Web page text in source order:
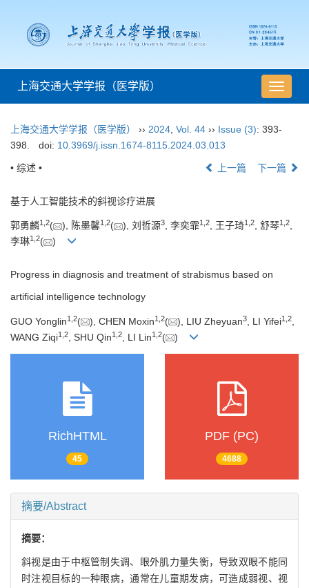
导
航
换
上海交通大学学报（医学版）
上海交通大学学报（医学版） ›› 2024 Vol. 44 ›› Issue (3): 393-
398.
doi: 10.3969/j.issn.1674-8115.2024.03.013
• 综述 • 上一篇 下一篇
基于人工智能技术的斜视诊疗进展
郭勇麟1 2( ), 陈墨馨1 2( ), 刘哲源3, 李奕霏1 2, 王子琦1 2, 舒琴1 2,
李琳1 2( )
Progress in diagnosis and treatment of strabismus based on
artificial intelligence technology
GUO Yonglin1 2( ), CHEN Moxin1 2( ), LIU Zheyuan3 , LI Yifei1 2
WANG Ziqi1 2 , SHU Qin1 2 , LI Lin1 2( )
RichHTML
45
PDF (PC)
4688
摘要/Abstract
摘要：
斜视是由于中枢管制失调、眼外肌力量失衡，导致双眼不能同
时注视目标的一种眼病，通常在儿童期发病，可造成弱视、视